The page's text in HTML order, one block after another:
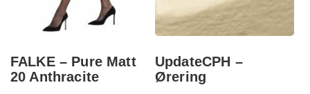
FALKE – Pure Matt
20 Anthracite
UpdateCPH –
Ørering